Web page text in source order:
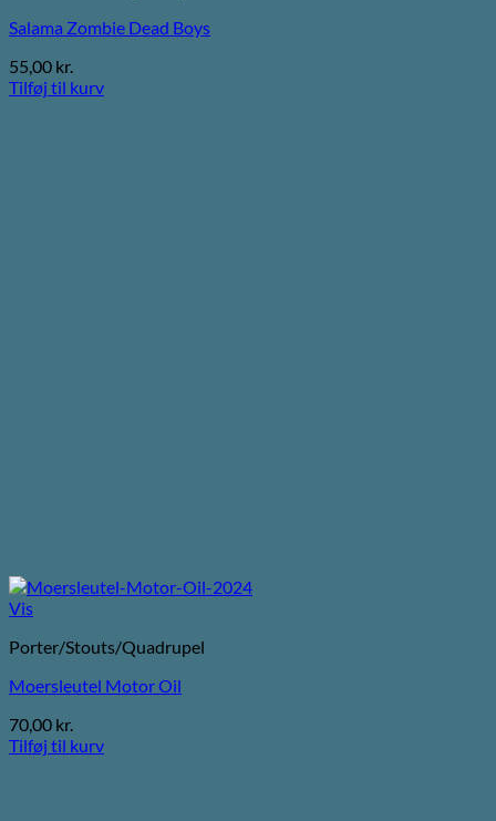
Salama Zombie Dead Boys
55,00 kr.
Tilføj til kurv
Vis
Porter/Stouts/Quadrupel
Moersleutel Motor Oil
70,00 kr.
Tilføj til kurv